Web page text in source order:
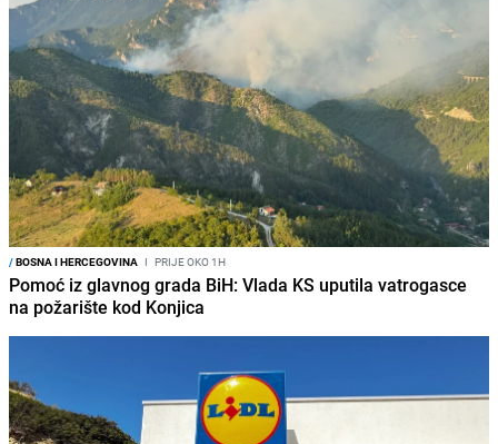
/BOSNA I HERCEGOVINA I PRIJE OKO 1H
Pomoć iz glavnog grada BiH: Vlada KS uputila vatrogasce
na požarište kod Konjica